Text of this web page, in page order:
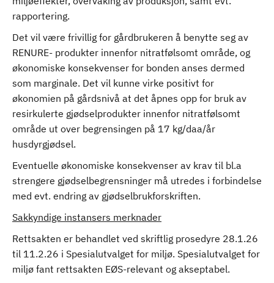
rapportering.
Det vil være frivillig for gårdbrukeren å benytte seg av
RENURE- produkter innenfor nitratfølsomt område, og
økonomiske konsekvenser for bonden anses dermed
som marginale. Det vil kunne virke positivt for
økonomien på gårdsnivå at det åpnes opp for bruk av
resirkulerte gjødselprodukter innenfor nitratfølsomt
område ut over begrensingen på 17 kg/daa/år
husdyrgjødsel.
Eventuelle økonomiske konsekvenser av krav til bl.a
strengere gjødselbegrensninger må utredes i forbindelse
med evt. endring av gjødselbrukforskriften.
Sakkyndige instansers merknader
Rettsakten er behandlet ved skriftlig prosedyre 28.1.26
til 11.2.26 i Spesialutvalget for miljø. Spesialutvalget for
miljø fant rettsakten EØS-relevant og akseptabel.